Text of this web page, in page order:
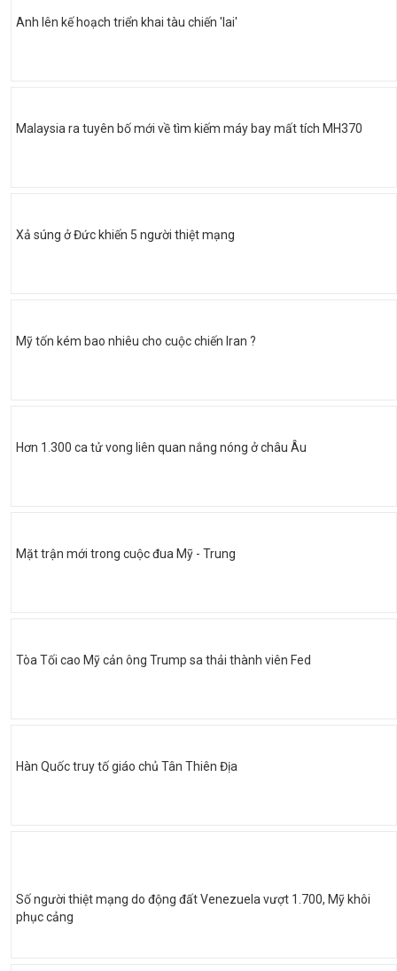
Anh lên kế hoạch triển khai tàu chiến 'lai'
Malaysia ra tuyên bố mới về tìm kiếm máy bay mất tích MH370
Xả súng ở Đức khiến 5 người thiệt mạng
Mỹ tốn kém bao nhiêu cho cuộc chiến Iran ?
Hơn 1.300 ca tử vong liên quan nắng nóng ở châu Âu
Mặt trận mới trong cuộc đua Mỹ - Trung
Tòa Tối cao Mỹ cản ông Trump sa thải thành viên Fed
Hàn Quốc truy tố giáo chủ Tân Thiên Địa
Số người thiệt mạng do động đất Venezuela vượt 1.700, Mỹ khôi
phục cảng